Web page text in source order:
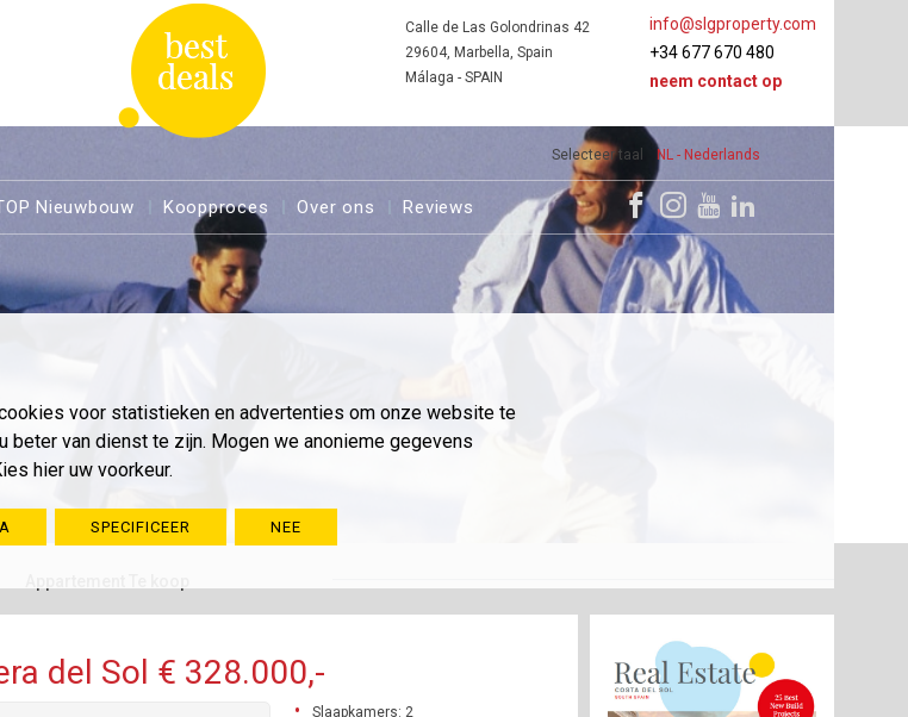
voor statistieken en advertenties om onze website te
beter van dienst te zijn. Mogen we anonieme gegevens
hier uw voorkeur.
SPECIFICEER NEE
Selecteer taal NL - Nederlands
info@slgproperty.com
+34 677 670 480
neem contact op
Calle de Las Golondrinas 42
29604, Marbella, Spain
Málaga - SPAIN
Nieuwbouw Koopproces Over ons Reviews
del Sol € 328.000,-
Slaapkamers: 2